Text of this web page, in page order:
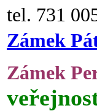
tel. 731
Zámek
Zámek